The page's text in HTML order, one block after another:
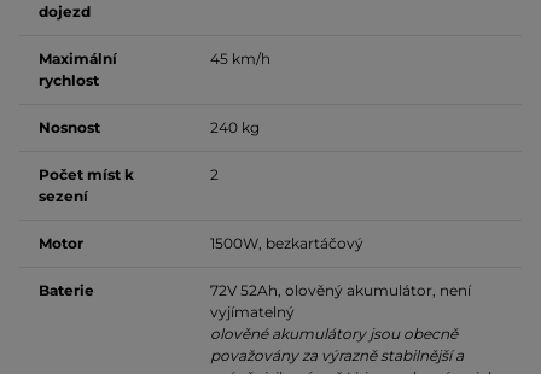
dojezd
Maximální
rychlost
45 km/h
Nosnost 240 kg
Počet míst k
sezení
2
Motor 1500W, bezkartáčový
Baterie
72V 52Ah, olověný akumulátor, není
vyjímatelný
olověné akumulátory jsou obecně
považovány za výrazně stabilnější a